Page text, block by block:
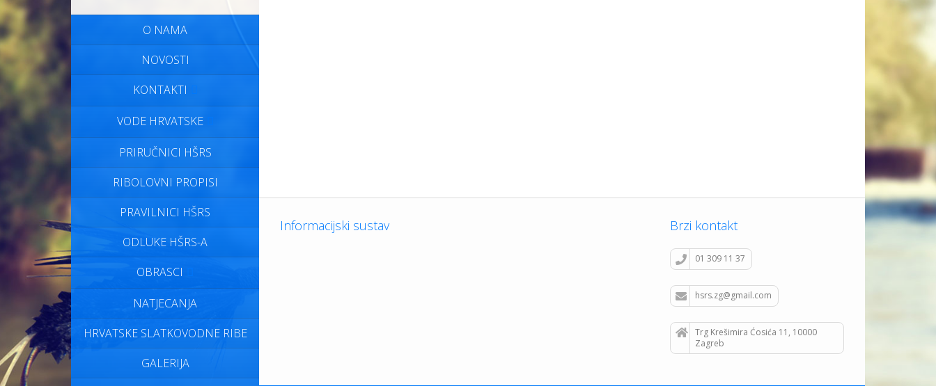
O NAMA
NOVOSTI
KONTAKTI
VODE HRVATSKE
PRIRUČNICI HŠRS
RIBOLOVNI PROPISI
PRAVILNICI HŠRS
ODLUKE HŠRS-A
OBRASCI
NATJECANJA
HRVATSKE SLATKOVODNE RIBE
GALERIJA
Informacijski sustav Brzi kontakt
01 309 11 37
hsrs.zg@gmail.com
Trg Krešimira Ćosića 11, 10000
Zagreb